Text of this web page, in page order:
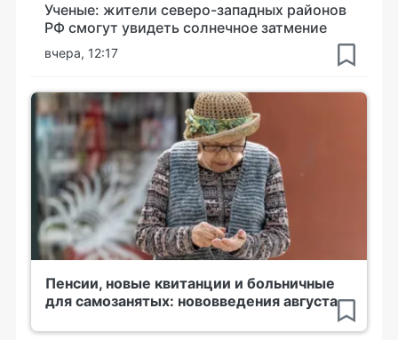
Ученые: жители северо-западных районов
РФ смогут увидеть солнечное затмение
вчера, 12:17
Пенсии, новые квитанции и больничные
для самозанятых: нововведения августа